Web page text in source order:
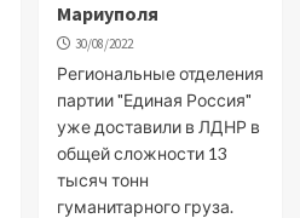
Мариуполя
30/08/2022
Региональные отделения
партии "Единая Россия"
уже доставили в ЛДНР в
общей сложности 13
тысяч тонн
гуманитарного груза.